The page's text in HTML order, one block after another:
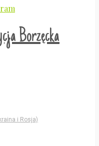
i Rosja)